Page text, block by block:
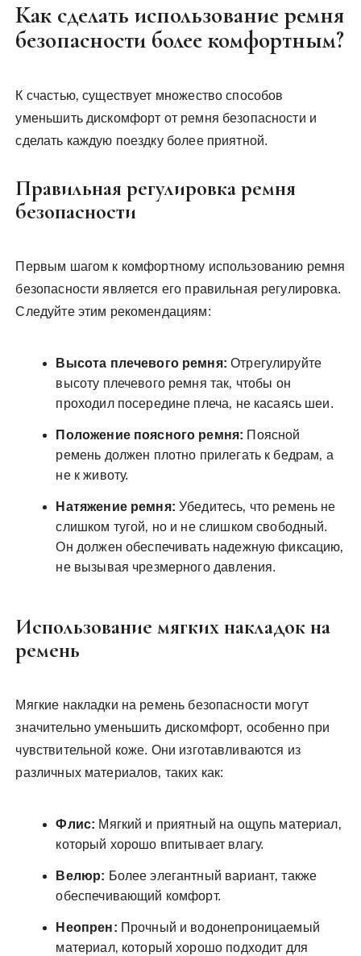
Как сделать использование ремня
безопасности более комфортным?
К счастью‚ существует множество способов
уменьшить дискомфорт от ремня безопасности и
сделать каждую поездку более приятной.
Правильная регулировка ремня
безопасности
Первым шагом к комфортному использованию ремня
безопасности является его правильная регулировка.
Следуйте этим рекомендациям:
Высота плечевого ремня: Отрегулируйте
высоту плечевого ремня так‚ чтобы он
проходил посередине плеча‚ не касаясь шеи.
Положение поясного ремня: Поясной
ремень должен плотно прилегать к бедрам‚ а
не к животу.
Натяжение ремня: Убедитесь‚ что ремень не
слишком тугой‚ но и не слишком свободный.
Он должен обеспечивать надежную фиксацию‚
не вызывая чрезмерного давления.
Использование мягких накладок на
ремень
Мягкие накладки на ремень безопасности могут
значительно уменьшить дискомфорт‚ особенно при
чувствительной коже. Они изготавливаются из
различных материалов‚ таких как:
Флис: Мягкий и приятный на ощупь материал‚
который хорошо впитывает влагу.
Велюр: Более элегантный вариант‚ также
обеспечивающий комфорт.
Неопрен: Прочный и водонепроницаемый
материал‚ который хорошо подходит для